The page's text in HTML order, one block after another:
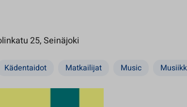
25, Seinäjoki
Kädentaidot Matkailijat Music